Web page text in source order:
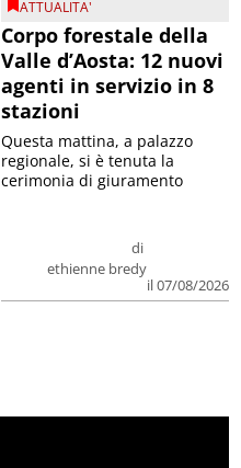
ATTUALITA'
Corpo forestale della
Valle d’Aosta: 12 nuovi
agenti in servizio in 8
stazioni
di
ethienne bredy
il 07/08/2026
Questa mattina, a palazzo
regionale, si è tenuta la
cerimonia di giuramento